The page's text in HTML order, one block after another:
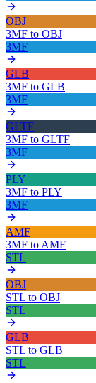
OBJ
3MF to OBJ
3MF
GLB
3MF to GLB
3MF
GLTF
3MF to GLTF
3MF
PLY
3MF to PLY
3MF
AMF
3MF to AMF
STL
OBJ
STL to OBJ
STL
GLB
STL to GLB
STL